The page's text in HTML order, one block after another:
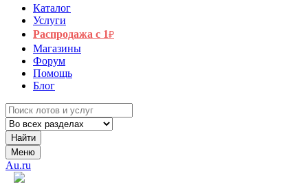
Каталог
Услуги
Распродажа с 1₽
Магазины
Форум
Помощь
Блог
Найти
Меню
Au.ru